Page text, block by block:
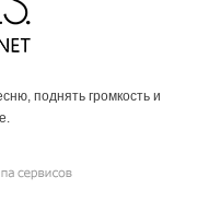
поднять громкость и